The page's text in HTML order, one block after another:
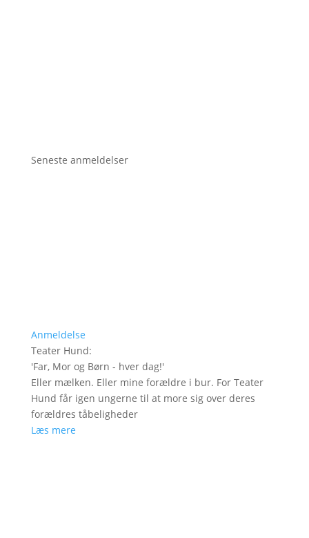
Seneste anmeldelser
Anmeldelse
Teater Hund:
'Far, Mor og Børn - hver dag!'
Eller mælken. Eller mine forældre i bur. For Teater
Hund får igen ungerne til at more sig over deres
forældres tåbeligheder
Læs mere